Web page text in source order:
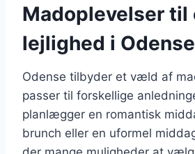
Madoplevelser til
lejlighed i Odense
Odense tilbyder et væld af
passer til forskellige
planlægger en romantisk
brunch eller en uformel